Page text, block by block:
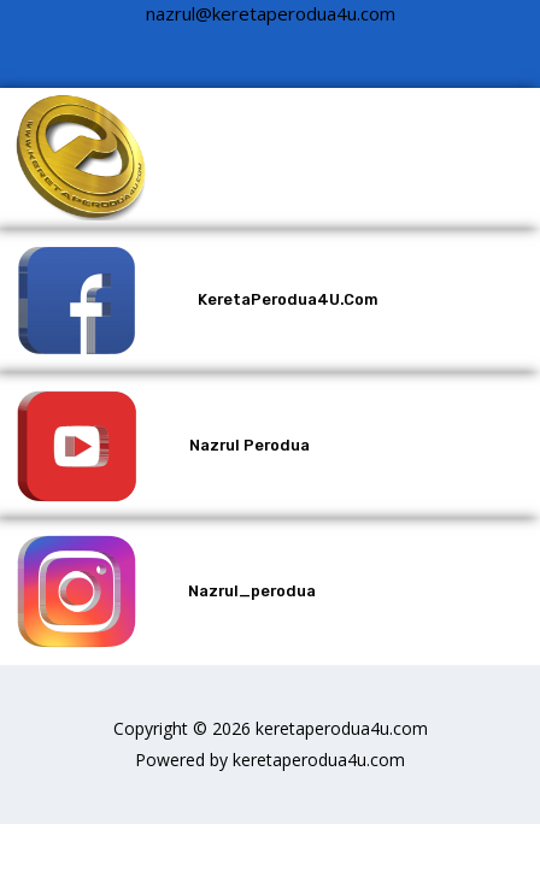
nazrul@keretaperodua4u.com
KeretaPerodua4U.com
Nazrul Perodua
Nazrul_perodua
Copyright © 2026 keretaperodua4u.com
Powered by keretaperodua4u.com